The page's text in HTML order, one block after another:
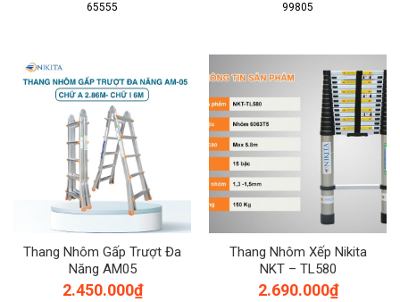
65555
99805
Thang Nhôm Gấp Trượt Đa
Năng AM05
2.450.000₫
Thang Nhôm Xếp Nikita
NKT – TL580
2.690.000₫